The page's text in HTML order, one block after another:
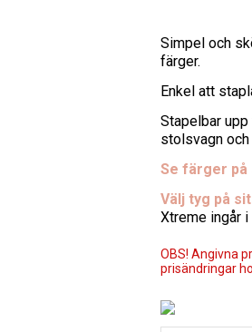
Simpel och
färger.
Enkel att
Stapelbar
stolsvagn
Se färger på
Välj tyg på
Xtreme ingår i
OBS! Angivna
prisändringar